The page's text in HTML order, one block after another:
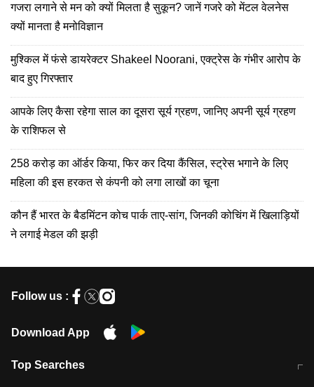
गजरा लगाने से मन को क्यों मिलता है सुकून? जानें गजरे को मेंटल वेलनेस
क्यों मानता है मनोविज्ञान
मुश्किल में फंसे डायरेक्टर Shakeel Noorani, एक्ट्रेस के गंभीर आरोप के
बाद हुए गिरफ्तार
आपके लिए कैसा रहेगा साल का दूसरा सूर्य ग्रहण, जानिए अपनी सूर्य ग्रहण
के राशिफल से
258 करोड़ का ऑर्डर किया, फिर कर दिया कैंसिल, स्ट्रेस भगाने के लिए
महिला की इस हरकत से कंपनी को लगा लाखों का चूना
कौन हैं भारत के बैडमिंटन कोच पार्क ताए-सांग, जिनकी कोचिंग में खिलाड़ियों
ने लगाई मेडल की झड़ी
Follow us :
Download App
Top Searches